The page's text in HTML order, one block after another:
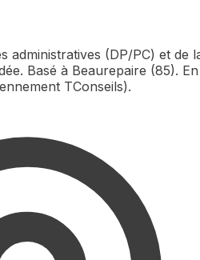
administratives (DP/PC) et de
Basé à Beaurepaire (85). En
TConseils).